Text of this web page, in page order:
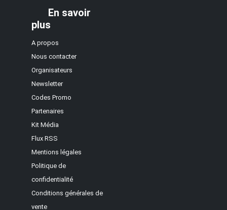
En savoir
plus
A propos
Nous contacter
Organisateurs
Newsletter
Codes Promo
Partenaires
Kit Média
Flux RSS
Mentions légales
Politique de
confidentialité
Conditions générales de
vente